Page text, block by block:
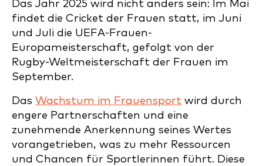
Das Jahr 2025 wird nicht anders sein: Im Mai
findet die Cricket der Frauen statt, im Juni
und Juli die UEFA-Frauen-
Europameisterschaft, gefolgt von der
Rugby-Weltmeisterschaft der Frauen im
September.
Das Wachstum im Frauensport wird durch
engere Partnerschaften und eine
zunehmende Anerkennung seines Wertes
vorangetrieben, was zu mehr Ressourcen
und Chancen für Sportlerinnen führt. Diese